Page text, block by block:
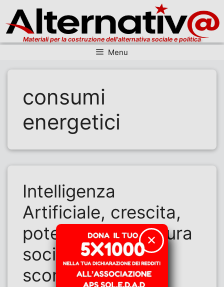
Materiali per la costruzione dell'alternativa sociale e politica
Menu
consumi
energetici
Intelligenza
Artificiale, crescita,
potere e architettura
sociale: un esito
scontato?
✕